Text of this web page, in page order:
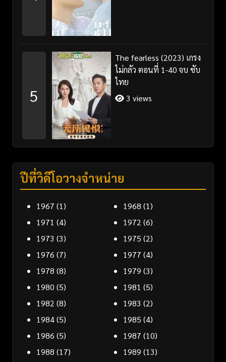
5
The fearless (2023) เกรง
ไม่กลัว ตอนที่ 1-40 จบ ซับ
ไทย
3 views
ปีที่วิดีโอวางจำหน่าย
1967 (1) 1968 (1)
1971 (4) 1972 (6)
1973 (3) 1975 (2)
1976 (7) 1977 (4)
1978 (8) 1979 (3)
1980 (5) 1981 (5)
1982 (8) 1983 (2)
1984(5) 1985 (4)
1986 (5) 1987 (10)
1988 (17) 1989 (13)